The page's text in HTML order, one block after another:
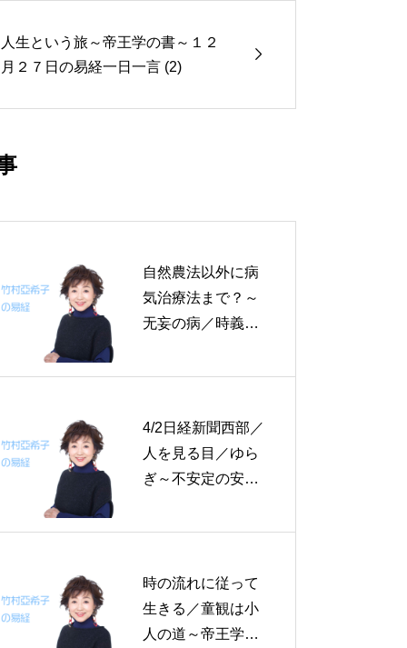
人生という旅～帝王学の書～１２
月２７日の易経一日一言 (2)

自然農法以外に病
気治療法まで？～
无妄の病／時義
の書～６月２９日
4/2日経新聞西部／
人を見る目／ゆら
ぎ～不安定の安定
（と）りて始む～
～3日の3日分の易
経一日一言
時の流れに従って
生きる／童観は小
人の道～帝王学の